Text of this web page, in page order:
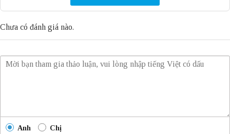
Chưa có đánh giá nào.
Anh Chị